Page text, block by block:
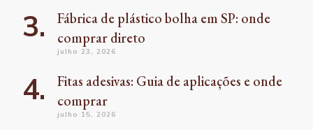
Fábrica de plástico bolha em SP: onde
comprar direto
julho 23, 2026
Fitas adesivas: Guia de aplicações e onde
comprar
julho 15, 2026